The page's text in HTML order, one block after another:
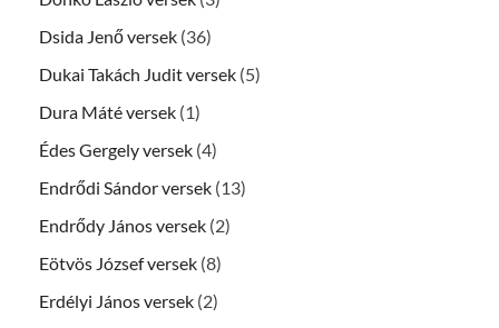
Dsida Jenő versek (36)
Dukai Takách Judit versek (5)
Dura Máté versek (1)
Édes Gergely versek (4)
Endrődi Sándor versek (13)
Endrődy János versek (2)
Eötvös József versek (8)
Erdélyi János versek (2)